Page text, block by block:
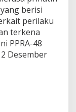
berisi
perilaku
terkena
PPRA-48
Desember